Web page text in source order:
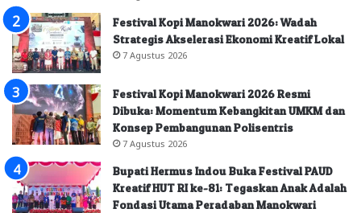
Festival Kopi Manokwari 2026: Wadah
Strategis Akselerasi Ekonomi Kreatif Lokal
7 Agustus 2026
Festival Kopi Manokwari 2026 Resmi
Dibuka: Momentum Kebangkitan UMKM dan
Konsep Pembangunan Polisentris
7 Agustus 2026
Bupati Hermus Indou Buka Festival PAUD
Kreatif HUT RI ke-81: Tegaskan Anak Adalah
Fondasi Utama Peradaban Manokwari